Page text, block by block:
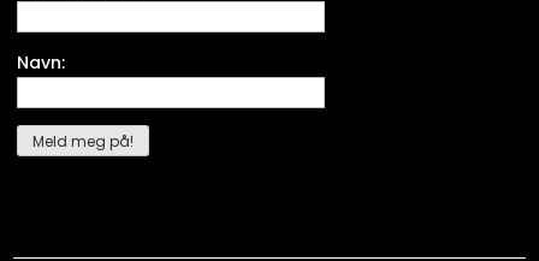
Navn: